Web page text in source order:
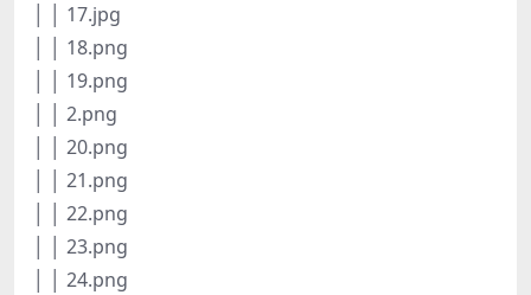
│ │ 17.jpg
│ │ 18.png
│ │ 19.png
│ │ 2.png
│ │ 20.png
│ │ 21.png
│ │ 22.png
│ │ 23.png
│ │ 24.png